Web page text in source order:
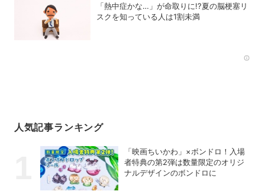
「熱中症かな…」が命取りに!?夏の脳梗塞リ
スクを知っている人は1割未満
人気記事ランキング
「映画ちいかわ」×ボンドロ！入場
者特典の第2弾は数量限定のオリジ
ナルデザインのボンドロに